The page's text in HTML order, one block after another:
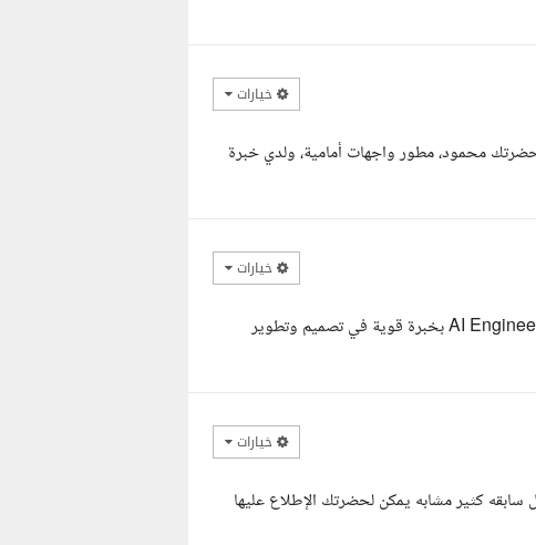
خيارات
محمود، مطور واجهات أمامية، ولدي خبرة
خيارات
مرحبا أ. يونس، أتمنى تكون بخير. مع حضرتك عبد الرحمن أيوب، Full-Stack Developer وAI Engineer بخبرة قوية في تصميم وتطوير
خيارات
كثير مشابه يمكن لحضرتك الإطلاع عليها